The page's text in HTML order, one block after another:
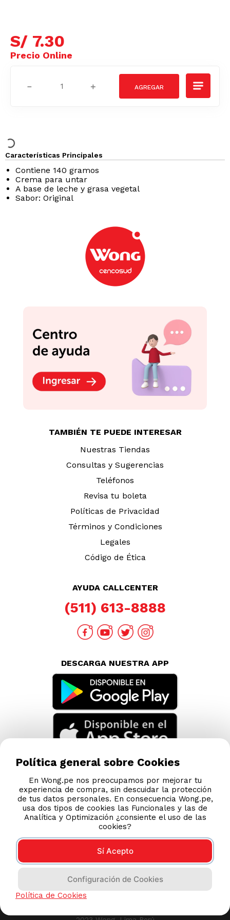
S/ 7.30
Características Principales
Contiene 140 gramos
Crema para untar
A base de leche y grasa vegetal
Sabor: Original
TAMBIÉN TE PUEDE INTERESAR
Nuestras Tiendas
Consultas y Sugerencias
Teléfonos
Revisa tu boleta
Políticas de Privacidad
Términos y Condiciones
Legales
Código de Ética
AYUDA CALLCENTER
(511) 613-8888
DESCARGA NUESTRA APP
Esta tienda usa Niubiz para realizar transacciones
Política general sobre Cookies
En Wong.pe nos preocupamos por mejorar tu
experiencia de compra, sin descuidar la protección
de tus datos personales. En consecuencia Wong.pe,
usa dos tipos de cookies las Funcionales y las de
Analítica y Optimización ¿consiente el uso de las
cookies?
Sí Acepto
Configuración de Cookies
Política de Cookies